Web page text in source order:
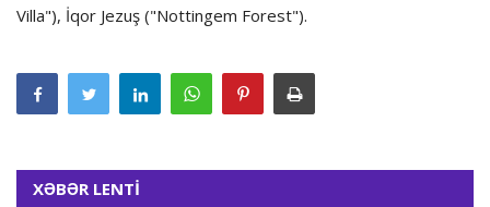
Villa"), İqor Jezuş ("Nottingem Forest").
XƏBƏR LENTİ